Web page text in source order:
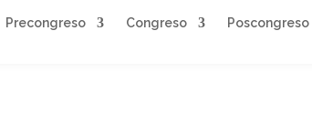
Precongreso Congreso Poscongreso